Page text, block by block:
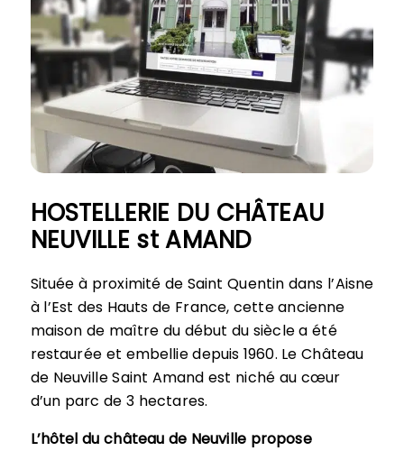
HOSTELLERIE DU CHÂTEAU
NEUVILLE st AMAND
Située à proximité de Saint Quentin dans l’Aisne
à l’Est des Hauts de France, cette ancienne
maison de maître du début du siècle a été
restaurée et embellie depuis 1960. Le Château
de Neuville Saint Amand est niché au cœur
d’un parc de 3 hectares.
L’hôtel du château de Neuville propose